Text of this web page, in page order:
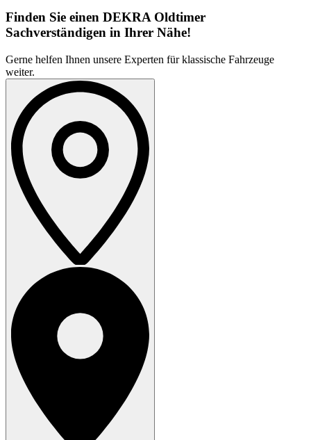
Finden Sie einen DEKRA Oldtimer
Sachverständigen in Ihrer Nähe!
Gerne helfen Ihnen unsere Experten für klassische Fahrzeuge
weiter.